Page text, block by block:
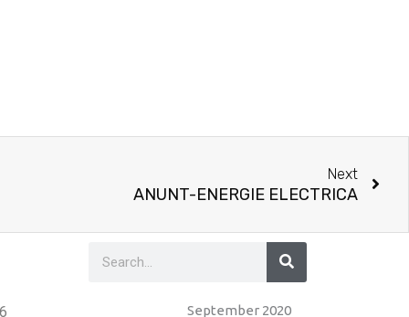
Next
ANUNT-ENERGIE ELECTRICA
Search
September 2020